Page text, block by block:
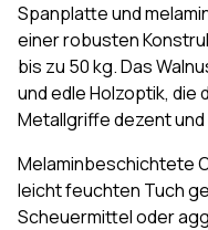
Spanplatte und
einer robusten
bis zu 50 kg. Das
und edle Holzoptik, die
Metallgriffe dezent
Melaminbeschichtete
leicht feuchten Tuch
Scheuermittel oder